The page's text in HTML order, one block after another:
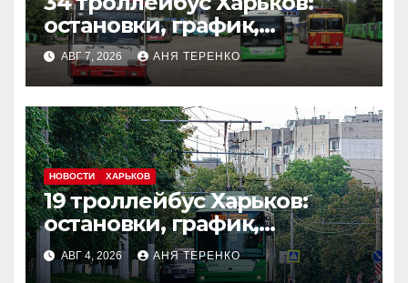
остановки, график,
маршрут
АВГ 7, 2026 АНЯ ТЕРЕНКО
НОВОСТИ ХАРЬКОВ
19 троллейбус Харьков:
остановки, график,
маршрут
АВГ 4, 2026 АНЯ ТЕРЕНКО